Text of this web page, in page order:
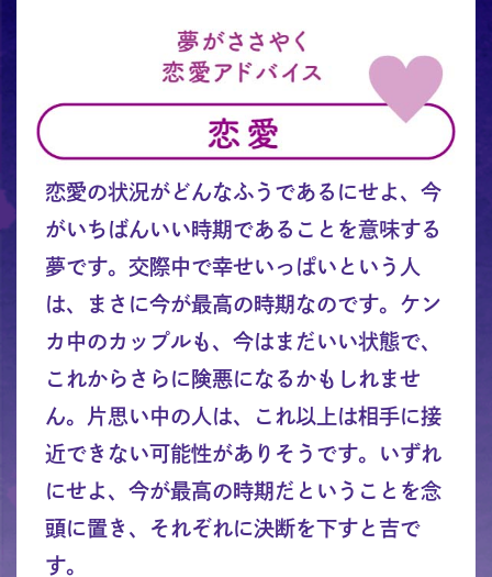
恋愛の状況がどんなふうであるにせよ、今
がいちばんいい時期であることを意味する
夢です。交際中で幸せいっぱいという人
は、まさに今が最高の時期なのです。ケン
カ中のカップルも、今はまだいい状態で、
これからさらに険悪になるかもしれませ
ん。片思い中の人は、これ以上は相手に接
近できない可能性がありそうです。いずれ
にせよ、今が最高の時期だということを念
頭に置き、それぞれに決断を下すと吉で
す。